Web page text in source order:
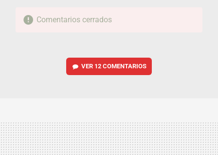
Comentarios cerrados
VER 12 COMENTARIOS